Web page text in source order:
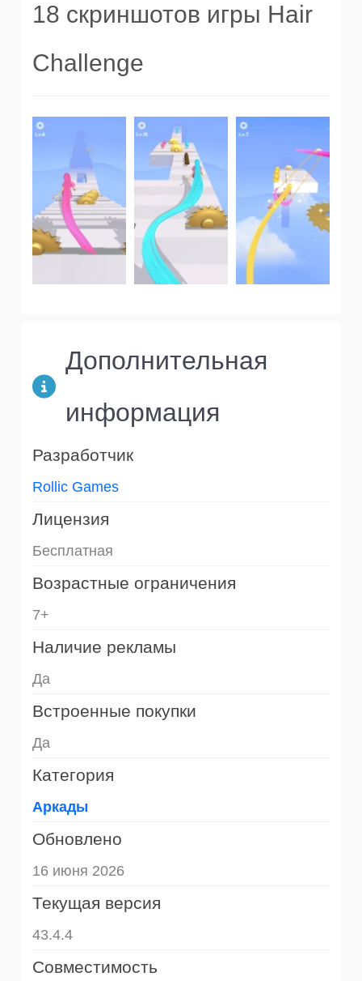
18 скриншотов игры Hair
Challenge
Дополнительная
информация
Разработчик
Rollic Games
Лицензия
Бесплатная
Возрастные ограничения
7+
Наличие рекламы
Да
Встроенные покупки
Да
Категория
Аркады
Обновлено
16 июня 2026
Текущая версия
43.4.4
Совместимость